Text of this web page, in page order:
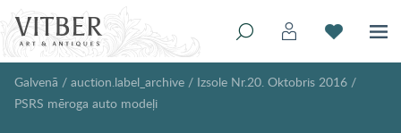
Galvenā / auction.label_archive / Izsole Nr.20. Oktobris 2016 /
PSRS mēroga auto modeļi